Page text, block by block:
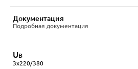
Документация
Подробная документация
UВ
3x220/380